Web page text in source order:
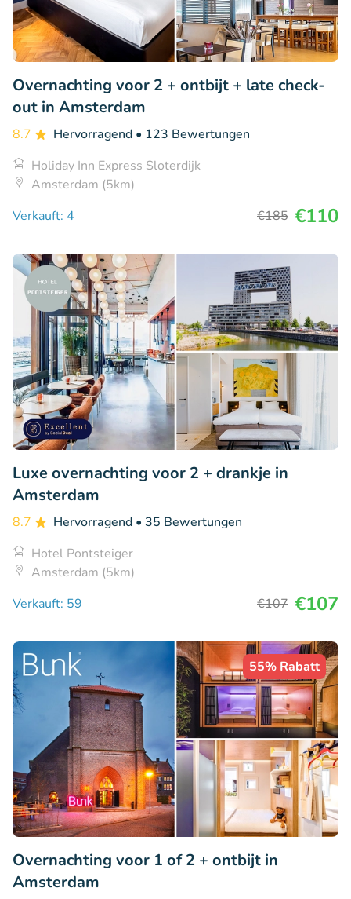
Overnachting voor 2 + ontbijt + late check-
out in Amsterdam
8.7 Hervorragend • 123 Bewertungen
Holiday Inn Express Sloterdijk
Amsterdam (5km)
Verkauft: 4
€185 €110
Luxe overnachting voor 2 + drankje in
Amsterdam
8.7 Hervorragend • 35 Bewertungen
Hotel Pontsteiger
Amsterdam (5km)
Verkauft: 59
€107 €107
55% Rabatt
Overnachting voor 1 of 2 + ontbijt in
Amsterdam